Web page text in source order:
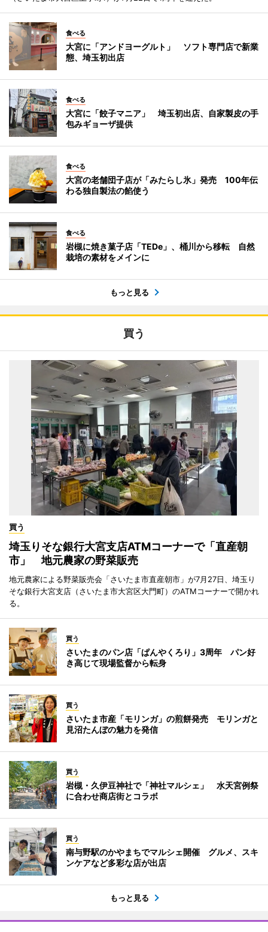
食べる
大宮に「アンドヨーグルト」 ソフト専門店で新業
態、埼玉初出店
食べる
大宮に「餃子マニア」 埼玉初出店、自家製皮の手
包みギョーザ提供
食べる
大宮の老舗団子店が「みたらし氷」発売 100年伝
わる独自製法の餡使う
食べる
岩槻に焼き菓子店「TEDe」、桶川から移転 自然
栽培の素材をメインに
もっと見る
買う
買う
埼玉りそな銀行大宮支店ATMコーナーで「直産朝
市」 地元農家の野菜販売
地元農家による野菜販売会「さいたま市直産朝市」が7月27日、埼玉り
そな銀行大宮支店（さいたま市大宮区大門町）のATMコーナーで開かれ
る。
買う
さいたまのパン店「ぱんやくろり」3周年 パン好
き高じて現場監督から転身
買う
さいたま市産「モリンガ」の煎餅発売 モリンガと
見沼たんぼの魅力を発信
買う
岩槻・久伊豆神社で「神社マルシェ」 水天宮例祭
に合わせ商店街とコラボ
買う
南与野駅のかやまちでマルシェ開催 グルメ、スキ
ンケアなど多彩な店が出店
もっと見る